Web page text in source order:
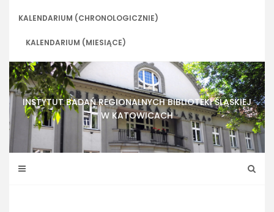
KALENDARIUM (CHRONOLOGICZNIE)
KALENDARIUM (MIESIĄCE)
INSTYTUT BADAŃ REGIONALNYCH BIBLIOTEKI ŚLĄSKIEJ
W KATOWICACH